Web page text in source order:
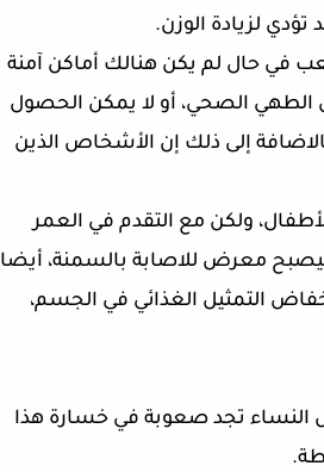
لزيادة الوزن.
في حال لم يكن هنالك أماكن آمنة
الطهي الصحي، أو لا يمكن الحصول
إلى ذلك إن الأشخاص الذين
ولكن مع التقدم في العمر
معرض للاصابة بالسمنة، أيضا
التمثيل الغذائي في الجسم،
تجد صعوبة في خسارة هذا